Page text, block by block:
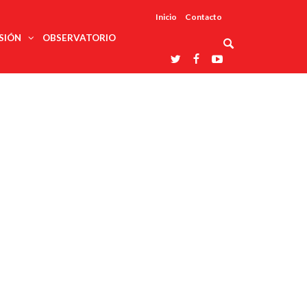
Inicio Contacto
OBSERVATORIO